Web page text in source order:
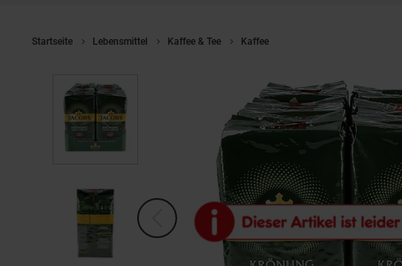
Startseite Lebensmittel Kaffee & Tee Kaffee